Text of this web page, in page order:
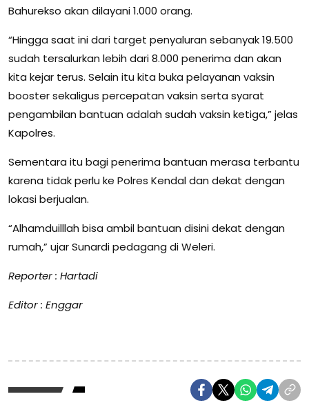
Bahurekso akan dilayani 1.000 orang.
“Hingga saat ini dari target penyaluran sebanyak 19.500
sudah tersalurkan lebih dari 8.000 penerima dan akan
kita kejar terus. Selain itu kita buka pelayanan vaksin
booster sekaligus percepatan vaksin serta syarat
pengambilan bantuan adalah sudah vaksin ketiga,” jelas
Kapolres.
Sementara itu bagi penerima bantuan merasa terbantu
karena tidak perlu ke Polres Kendal dan dekat dengan
lokasi berjualan.
“Alhamduilllah bisa ambil bantuan disini dekat dengan
rumah,” ujar Sunardi pedagang di Weleri.
Reporter : Hartadi
Editor : Enggar